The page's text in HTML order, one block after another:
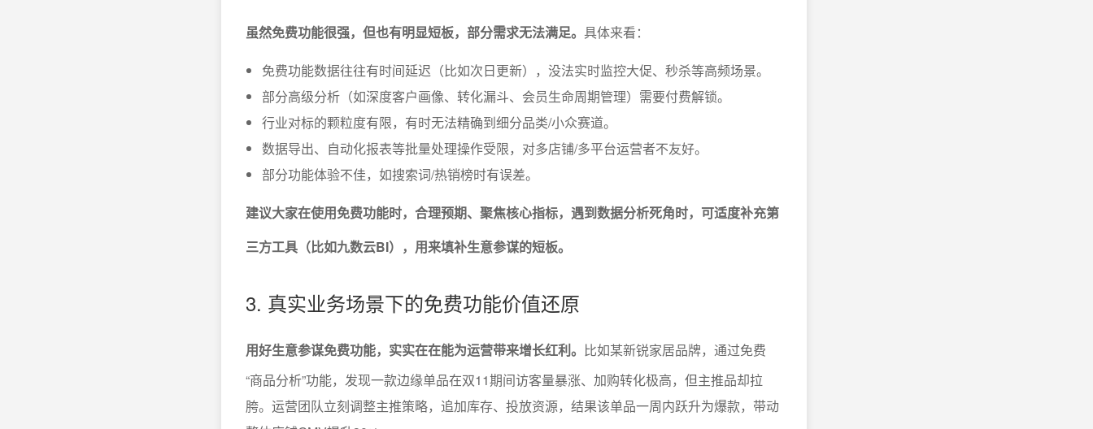
虽然免费功能很强，但也有明显短板，部分需求无法满足。 具体来看：
免费功能数据往往有时间延迟（比如次日更新），没法实时监控大促、秒杀等高频场景。
部分高级分析（如深度客户画像、转化漏斗、会员生命周期管理）需要付费解锁。
行业对标的颗粒度有限，有时无法精确到细分品类/小众赛道。
数据导出、自动化报表等批量处理操作受限，对多店铺/多平台运营者不友好。
部分功能体验不佳，如搜索词/热销榜时有误差。
建议大家在使用免费功能时，合理预期、聚焦核心指标，遇到数据分析死角时，可适度补充第
三方工具（比如九数云BI），用来填补生意参谋的短板。
3. 真实业务场景下的免费功能价值还原
用好生意参谋免费功能，实实在在能为运营带来增长红利。 比如某新锐家居品牌，通过免费
“商品分析”功能，发现一款边缘单品在双11期间访客量暴涨、加购转化极高，但主推品却拉
胯。运营团队立刻调整主推策略，追加库存、投放资源，结果该单品一周内跃升为爆款，带动